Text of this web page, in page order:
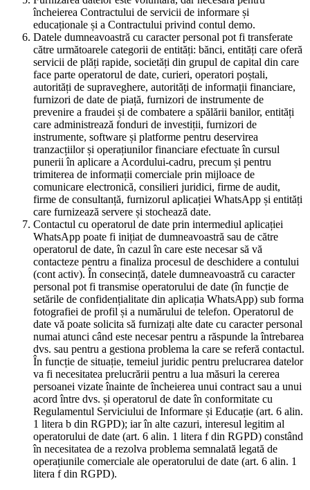
încheierea Contractului de servicii de informare și
educaționale și a Contractului privind contul demo.
Datele dumneavoastră cu caracter personal pot fi transferate
către următoarele categorii de entități: bănci, entități care oferă
servicii de plăți rapide, societăți din grupul de capital din care
face parte operatorul de date, curieri, operatori poștali,
autorități de supraveghere, autorități de informații financiare,
furnizori de date de piață, furnizori de instrumente de
prevenire a fraudei și de combatere a spălării banilor, entități
care administrează fonduri de investiții, furnizori de
instrumente, software și platforme pentru deservirea
tranzacțiilor și operațiunilor financiare efectuate în cursul
punerii în aplicare a Acordului-cadru, precum și pentru
trimiterea de informații comerciale prin mijloace de
comunicare electronică, consilieri juridici, firme de audit,
firme de consultanță, furnizorul aplicației WhatsApp și entități
care furnizează servere și stochează date.
Contactul cu operatorul de date prin intermediul aplicației
WhatsApp poate fi inițiat de dumneavoastră sau de către
operatorul de date, în cazul în care este necesar să vă
contacteze pentru a finaliza procesul de deschidere a contului
(cont activ). În consecință, datele dumneavoastră cu caracter
personal pot fi transmise operatorului de date (în funcție de
setările de confidențialitate din aplicația WhatsApp) sub forma
fotografiei de profil și a numărului de telefon. Operatorul de
date vă poate solicita să furnizați alte date cu caracter personal
numai atunci când este necesar pentru a răspunde la întrebarea
dvs. sau pentru a gestiona problema la care se referă contactul.
În funcție de situație, temeiul juridic pentru prelucrarea datelor
va fi necesitatea prelucrării pentru a lua măsuri la cererea
persoanei vizate înainte de încheierea unui contract sau a unui
acord între dvs. și operatorul de date în conformitate cu
Regulamentul Serviciului de Informare și Educație (art. 6 alin.
1 litera b din RGPD); iar în alte cazuri, interesul legitim al
operatorului de date (art. 6 alin. 1 litera f din RGPD) constând
în necesitatea de a rezolva problema semnalată legată de
operațiunile comerciale ale operatorului de date (art. 6 alin. 1
litera f din RGPD).